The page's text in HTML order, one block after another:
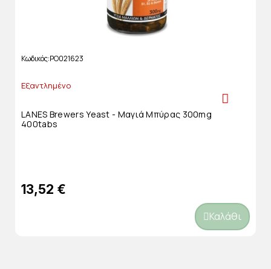
Κωδικός PO021623
Εξαντλημένο
LANES Brewers Yeast - Μαγιά Μπύρας 300mg
400tabs
13,52 €
Καλάθι